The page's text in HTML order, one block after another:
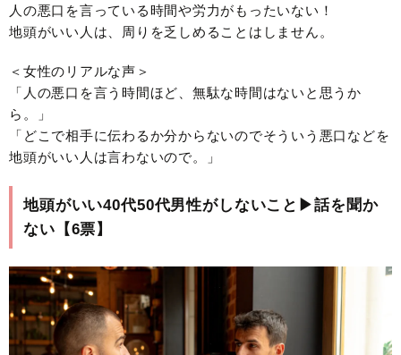
人の悪口を言っている時間や労力がもったいない！
地頭がいい人は、周りを乏しめることはしません。
＜女性のリアルな声＞
「人の悪口を言う時間ほど、無駄な時間はないと思うか
ら。」
「どこで相手に伝わるか分からないのでそういう悪口などを
地頭がいい人は言わないので。」
地頭がいい40代50代男性がしないこと▶︎話を聞か
ない【6票】